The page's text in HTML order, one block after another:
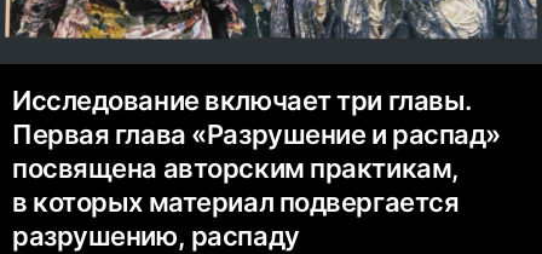
Исследование включает три главы.
Первая глава «Разрушение и распад»
посвящена авторским практикам,
в которых материал подвергается
разрушению, распаду